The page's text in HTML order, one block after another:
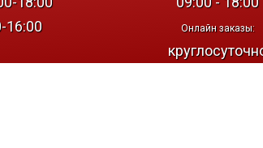
16:00
Онлайн заказы: